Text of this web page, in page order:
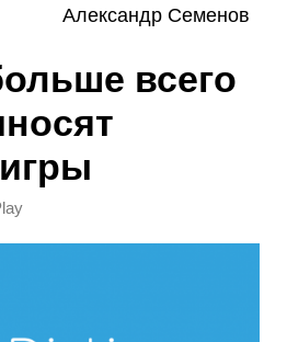
Александр Семенов
всего